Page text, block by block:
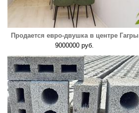
Продается евро-двушка в центре Гагры
9000000 руб.